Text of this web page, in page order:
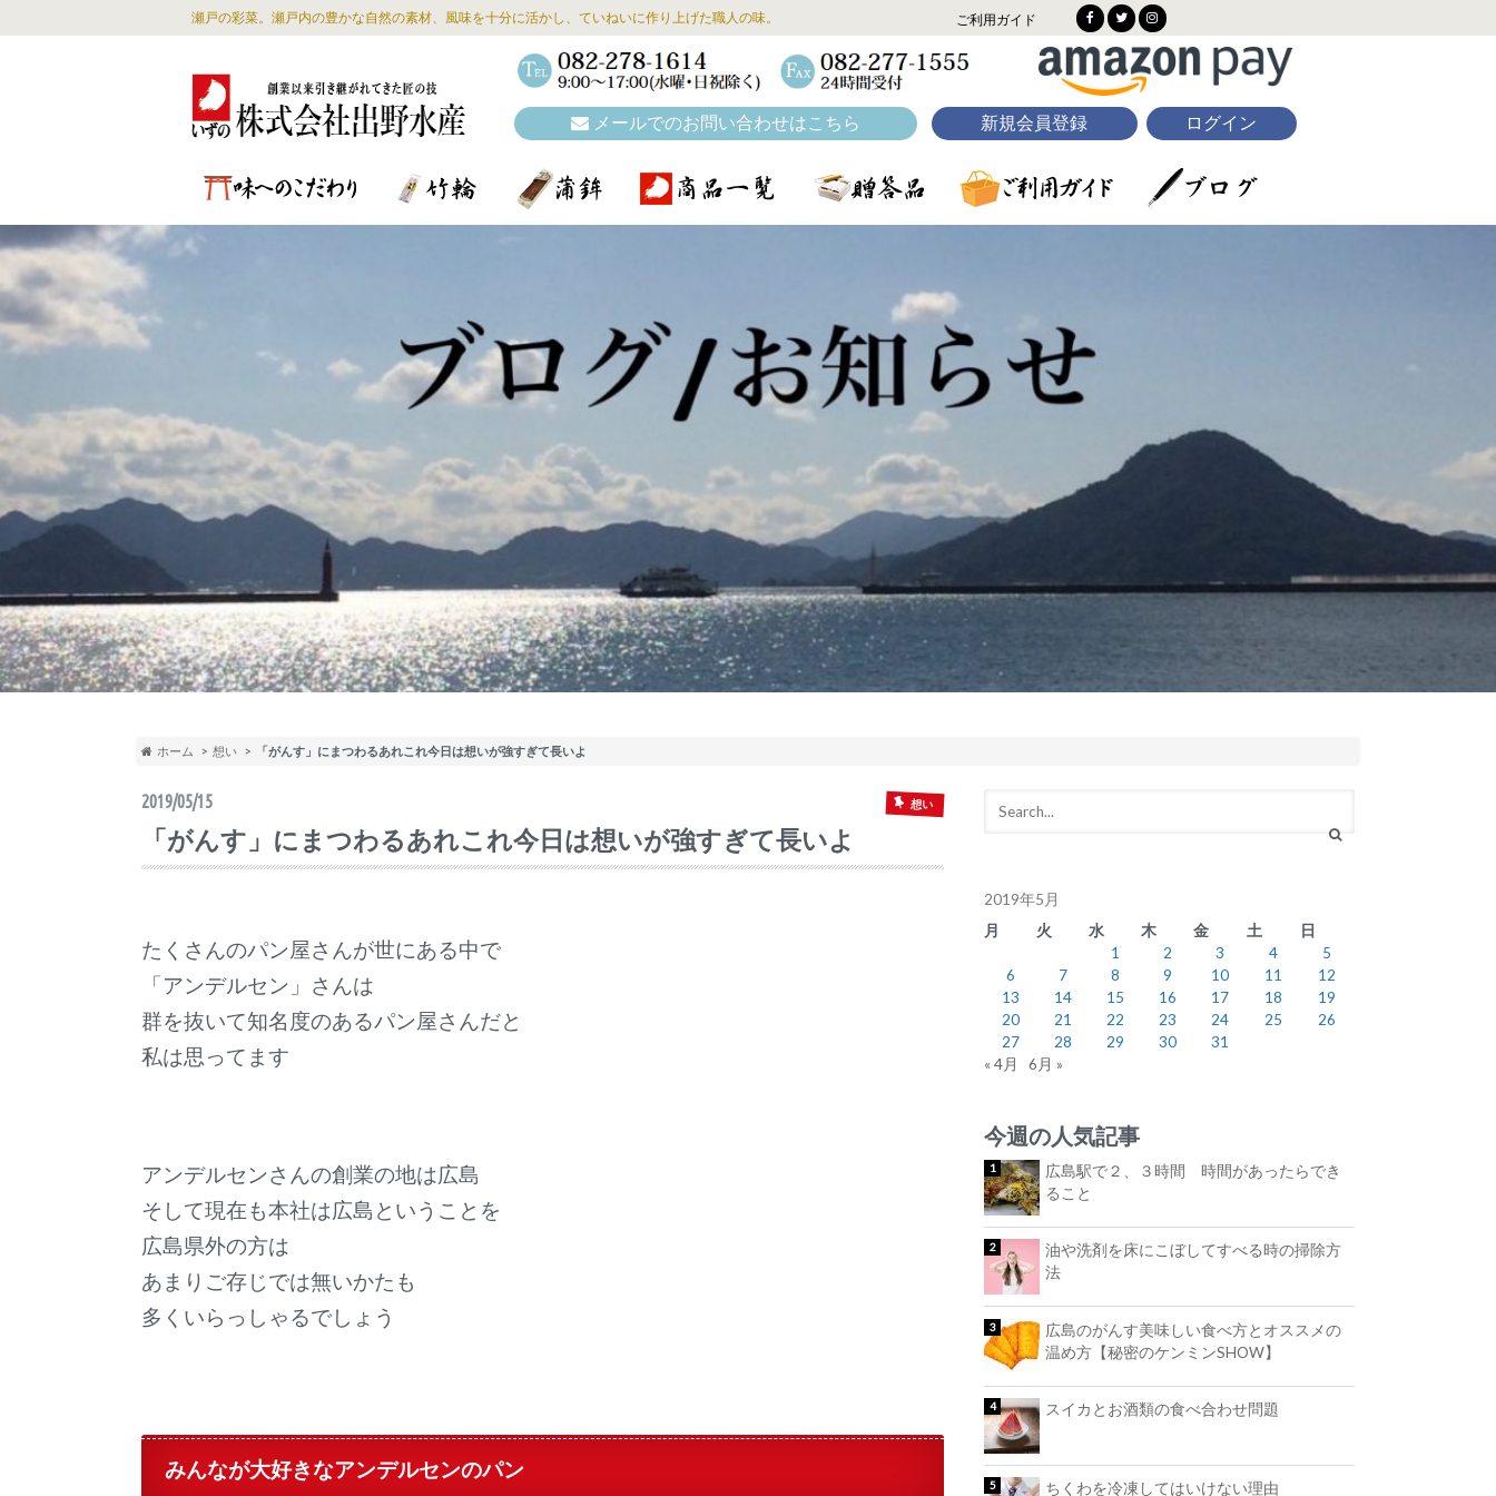
瀬戸の彩菜。瀬戸内の豊かな自然の素材、風味を十分に活かし、ていねいに作り上げた職人の味。 ご利用ガイド
メールでのお問い合わせはこちら 新規会員登録 ログイン
ホーム 想い 「がんす」にまつわるあれこれ今日は想いが強すぎて長いよ
2019/05/15 想い
「がんす」にまつわるあれこれ今日は想いが強すぎて長いよ
たくさんのパン屋さんが世にある中で
「アンデルセン」さんは
群を抜いて知名度のあるパン屋さんだと
私は思ってます
アンデルセンさんの創業の地は広島
そして現在も本社は広島ということを
広島県外の方は
あまりご存じでは無いかたも
多くいらっしゃるでしょう
みんなが大好きなアンデルセンのパン
2019年5月
月
火 水 木 金 土
日
1
2 3 4
5
6
7 8 9 10 11
12
13
14 15 16 17 18
19
20
21 22 23 24 25
26
27
28 29 30
31
« 4月
6月 »
今週の人気記事
広島駅で２、３時間 時間があったらでき
ること
油や洗剤を床にこぼしてすべる時の掃除方
法
広島のがんす美味しい食べ方とオススメの
温め方【秘密のケンミンSHOW】
スイカとお酒類の食べ合わせ問題
ちくわを冷凍してはいけない理由